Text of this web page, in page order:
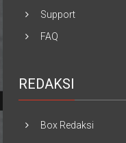
Support
FAQ
REDAKSI
Box Redaksi